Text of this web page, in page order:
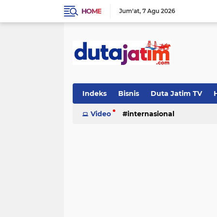
HOME Jum'at 7 Agu 2026
Indeks Bisnis Duta Jatim TV
Video internasional